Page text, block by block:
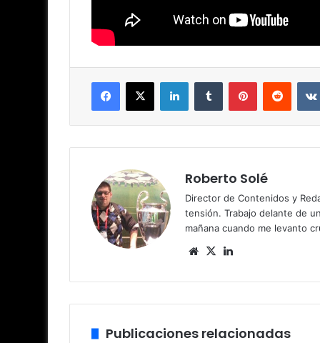
Roberto Solé
Director de Contenidos y
tensión. Trabajo delante de
mañana cuando me levanto
Siti
we
b
X
dIn
Publicaciones relacionadas